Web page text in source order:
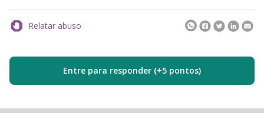
Relatar abuso
Entre para responder (+5 pontos)